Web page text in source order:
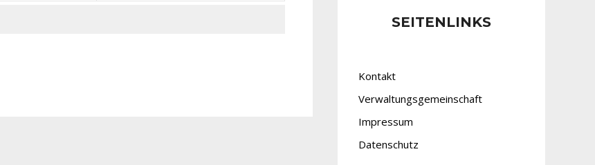
SEITENLINKS
Kontakt
Verwaltungsgemeinschaft
Impressum
Datenschutz